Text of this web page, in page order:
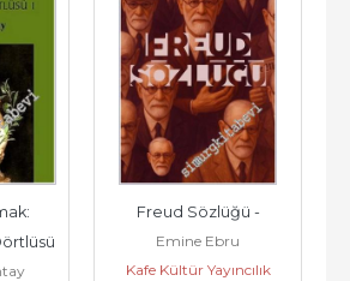
Freud Sözlüğü -
Emine Ebru
Kafe Kültür Yayıncılık